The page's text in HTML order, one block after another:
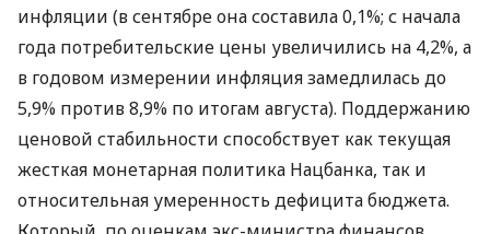
месяце сократился практически вдвое. Главным
образом, благодаря введенной регулятором
"паспортизации" валютообмена за счет
сокращения спроса теневого сектора.
Еще один положительный фактор - наблюдавшееся
в последние месяцы в Украине замедление
инфляции (в сентябре она составила 0,1%; с начала